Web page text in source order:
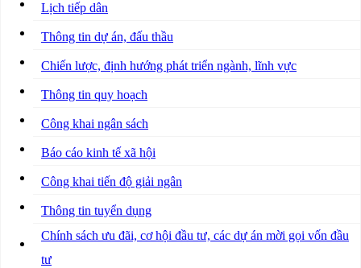
Lịch tiếp dân
Thông tin dự án, đấu thầu
Chiến lược, định hướng phát triển ngành, lĩnh vực
Thông tin quy hoạch
Công khai ngân sách
Báo cáo kinh tế xã hội
Công khai tiến độ giải ngân
Thông tin tuyển dụng
Chính sách ưu đãi, cơ hội đầu tư, các dự án mời gọi vốn đầu
tư